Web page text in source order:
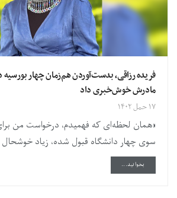
فریده رزاقی، بدست‌آوردن هم‌زمان چهار بورسیه‌
مادرش خوش‌خبری داد
۱۷ حمل ۱۴۰۲
«همان لحظه‌ای که فهمیدم، درخواست من
سوی چهار دانشگاه قبول شده، زیاد
بخوانید...